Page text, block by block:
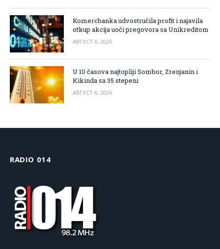
Komercbanka udvostručila profit i najavila
otkup akcija uoči pregovora sa Unikreditom
АВГУСТ 6, 2026
U 10 časova najtopliji Sombor, Zrenjanin i
Kikinda sa 35 stepeni
АВГУСТ 6, 2026
RADIO 014